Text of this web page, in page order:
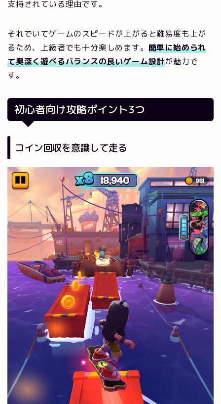
支持されている理由です。
それでいてゲームのスピードが上がると難易度も上が
るため、上級者でも十分楽しめます。 簡単に始められ
て奥深く遊べるバランスの良いゲーム設計が魅力で
す。
初心者向け攻略ポイント3つ
コイン回収を意識して走る